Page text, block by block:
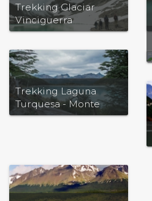
Trekking Glaciar
Vinciguerra
Trekking Laguna
Turquesa - Monte
Carbajal